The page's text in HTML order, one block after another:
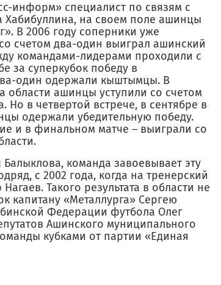
информ» специалист по связям с
на своем поле ашинцы
В 2006 году соперники уже
счетом два-один выиграл ашинский
командами-лидерами проходили с
за суперкубок победу в
один одержали кыштымцы. В
области ашинцы уступили со счетом
Но в четвертой встрече, в сентябре в
одержали убедительную победу.
и в финальном матче – выиграли со
команда завоевывает эту
с 2002 года, когда на тренерский
Такого результата в области не
капитану «Металлурга» Сергею
Федерации футбола Олег
Ашинского муниципального
кубками от партии «Единая